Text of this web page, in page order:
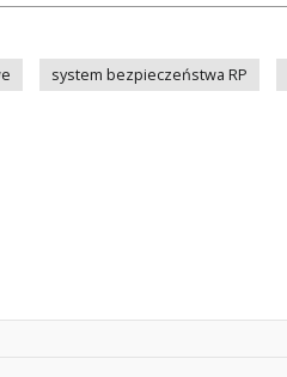
system bezpieczeństwa RP